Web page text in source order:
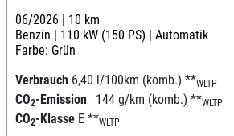
06/2026 | 10 km
Benzin | 110 kW (150 PS) | Automatik
Farbe: Grün
Verbrauch 6,40 l/100km (komb.) **WLTP
CO2-Emission 144 g/km (komb.) **WLTP
CO2-Klasse E **WLTP